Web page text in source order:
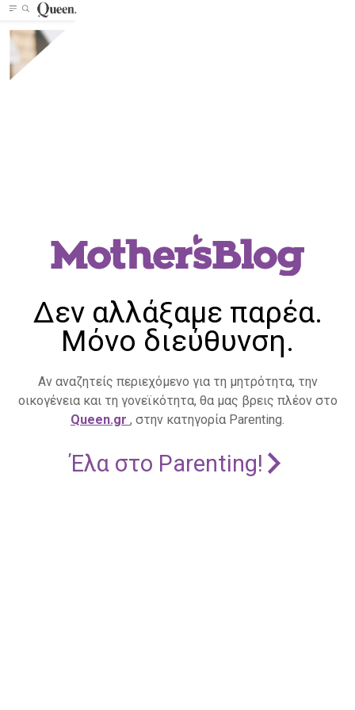
Δεν αλλάξαμε παρέα.
Μόνο διεύθυνση.
Αν αναζητείς περιεχόμενο για τη μητρότητα, την
οικογένεια και τη γονεϊκότητα, θα μας βρεις πλέον στο
Queen.gr , στην κατηγορία Parenting.
Έλα στο Parenting!